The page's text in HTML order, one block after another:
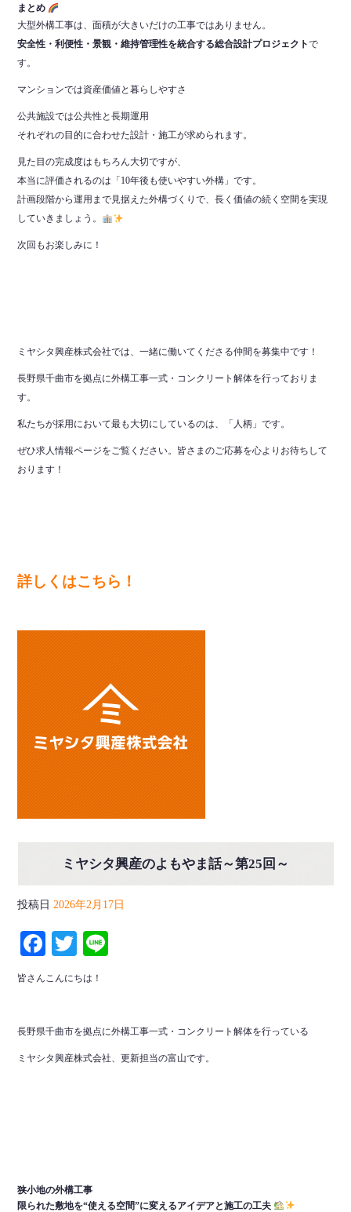
まとめ
大型外構工事は、面積が大きいだけの工事ではありません。
安全性・利便性・景観・維持管理性を統合する総合設計プロジェクトで
す。
マンションでは資産価値と暮らしやすさ
公共施設では公共性と長期運用
それぞれの目的に合わせた設計・施工が求められます。
見た目の完成度はもちろん大切ですが、
本当に評価されるのは「10年後も使いやすい外構」です。
計画段階から運用まで見据えた外構づくりで、長く価値の続く空間を実現
していきましょう。
次回もお楽しみに！
ミヤシタ興産株式会社では、一緒に働いてくださる仲間を募集中です！
長野県千曲市を拠点に外構工事一式・コンクリート解体を行っておりま
す。
私たちが採用において最も大切にしているのは、「人柄」です。
ぜひ求人情報ページをご覧ください。皆さまのご応募を心よりお待ちして
おります！
詳しくはこちら！
ミヤシタ興産のよもやま話～第25回～
投稿日 2026年2月17日
Facebook
Twitter
皆さんこんにちは！
長野県千曲市を拠点に外構工事一式・コンクリート解体を行っている
ミヤシタ興産株式会社、更新担当の富山です。
狭小地の外構工事
限られた敷地を“使える空間”に変えるアイデアと施工の工夫